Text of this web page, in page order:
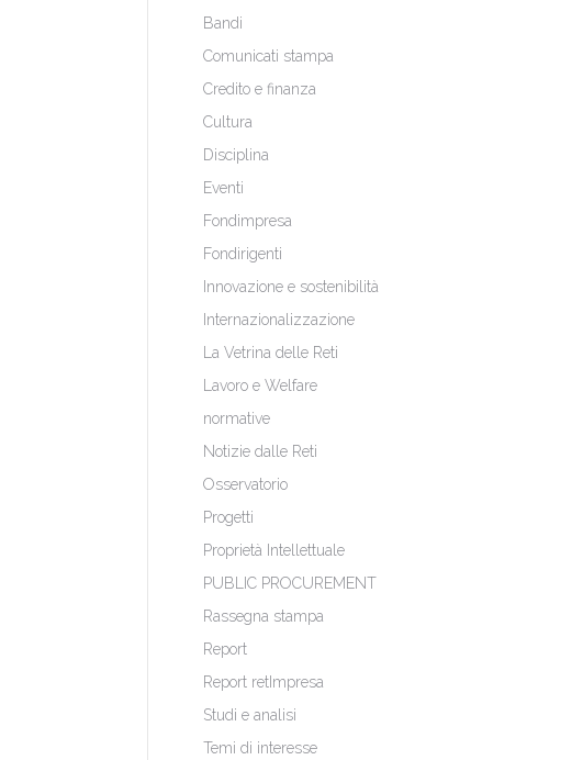
Bandi
Comunicati stampa
Credito e finanza
Cultura
Disciplina
Eventi
Fondimpresa
Fondirigenti
Innovazione e sostenibilità
Internazionalizzazione
La Vetrina delle Reti
Lavoro e Welfare
normative
Notizie dalle Reti
Osservatorio
Progetti
Proprietà Intellettuale
PUBLIC PROCUREMENT
Rassegna stampa
Report
Report retImpresa
Studi e analisi
Temi di interesse